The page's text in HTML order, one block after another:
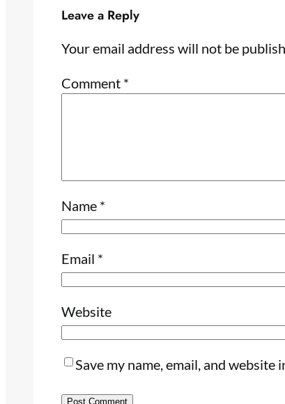
Leave a Reply
Your email address will not be
Comment *
Name *
Email *
Website
Save my name, email, and